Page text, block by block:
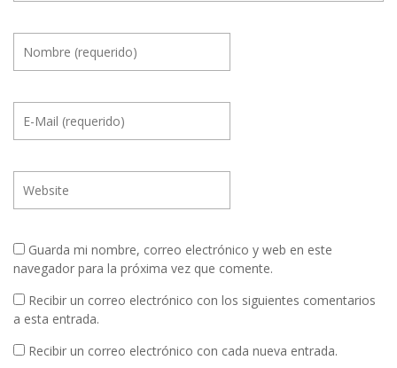
Guarda mi nombre, correo electrónico y web en este
navegador para la próxima vez que comente.
Recibir un correo electrónico con los siguientes comentarios
a esta entrada.
Recibir un correo electrónico con cada nueva entrada.